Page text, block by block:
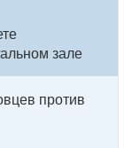
зале
против